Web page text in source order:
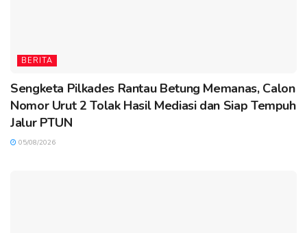
BERITA
Sengketa Pilkades Rantau Betung Memanas, Calon
Nomor Urut 2 Tolak Hasil Mediasi dan Siap Tempuh
Jalur PTUN
05/08/2026